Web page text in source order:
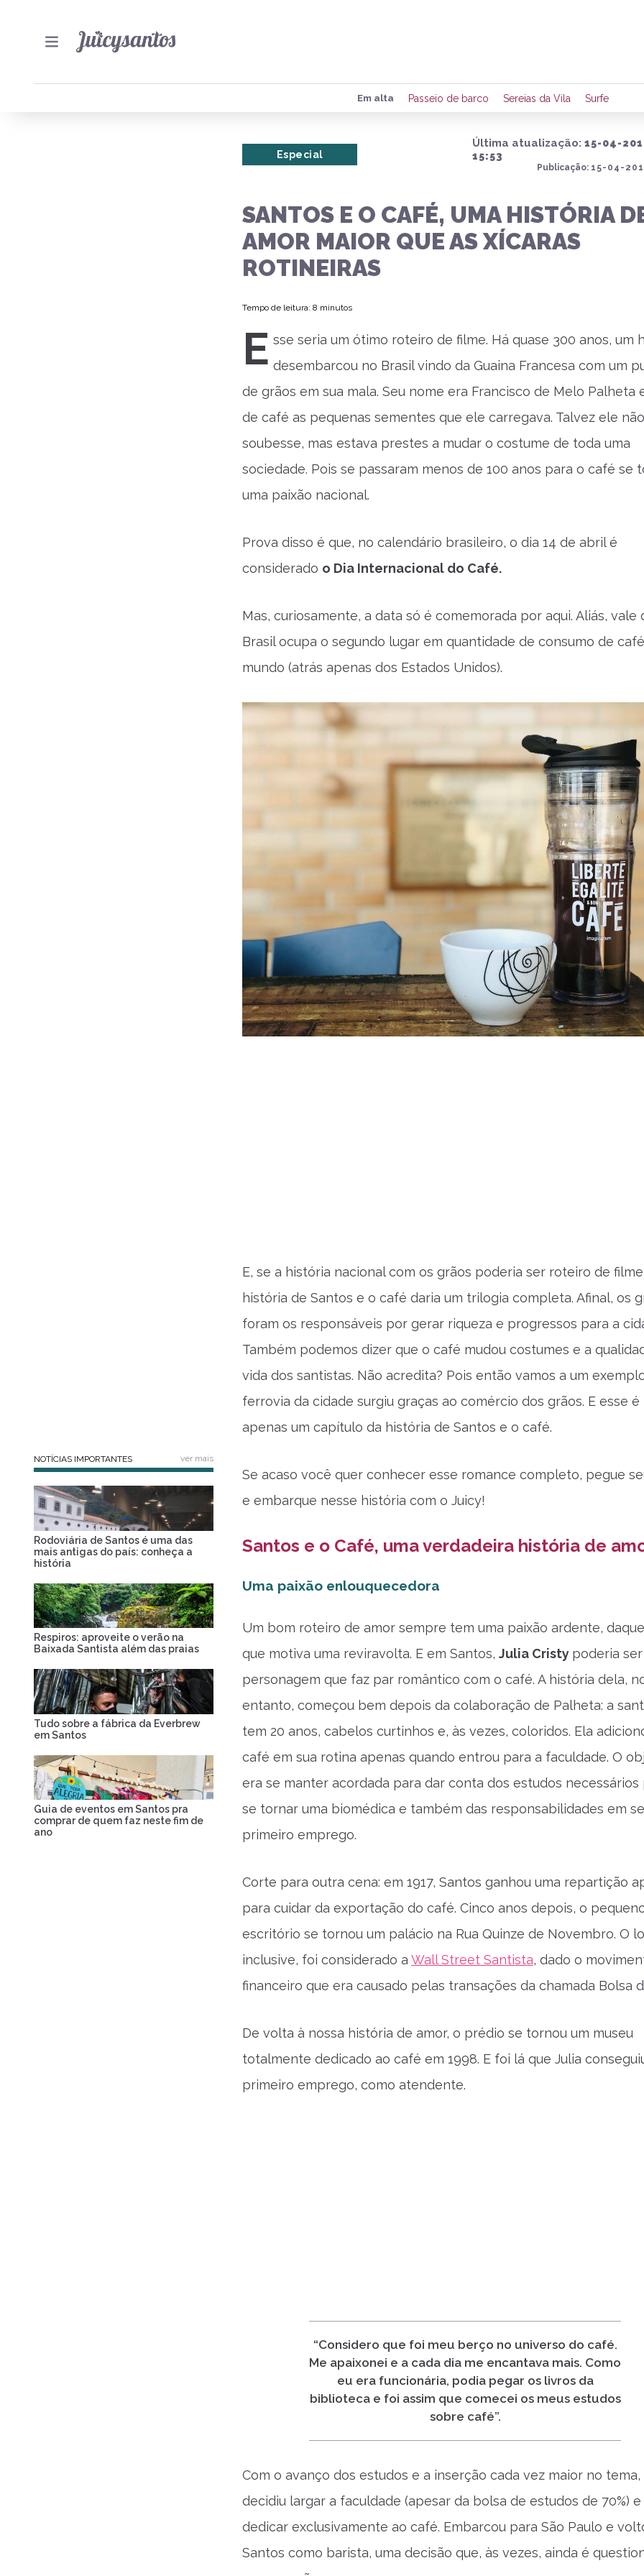
Preencha seus dados para
de eventos e notícias da
Em alta Passeio de barco Sereias da Vila Surfe
Última atualização: 15-04-
15:53
Publicação: 15-04-
Especial
SANTOS E O CAFÉ, UMA HISTÓRIA
AMOR MAIOR QUE AS XÍCARAS
ROTINEIRAS
Tempo de leitura: 8 minutos
E sse seria um ótimo roteiro de filme. Há quase 300 anos, um
desembarcou no Brasil vindo da Guaina Francesa com um
de grãos em sua mala. Seu nome era Francisco de Melo Palheta
de café as pequenas sementes que ele carregava. Talvez ele não
soubesse, mas estava prestes a mudar o costume de toda uma
sociedade. Pois se passaram menos de 100 anos para o café se
uma paixão nacional.
Prova disso é que, no calendário brasileiro, o dia 14 de abril é
considerado o Dia Internacional do Café.
Mas, curiosamente, a data só é comemorada por aqui. Aliás, vale
Brasil ocupa o segundo lugar em quantidade de consumo de
mundo (atrás apenas dos Estados Unidos).
E, se a história nacional com os grãos poderia ser roteiro de
história de Santos e o café daria um trilogia completa. Afinal, os
foram os responsáveis por gerar riqueza e progressos para a
Também podemos dizer que o café mudou costumes e a
vida dos santistas. Não acredita? Pois então vamos a um
ferrovia da cidade surgiu graças ao comércio dos grãos. E esse é
apenas um capítulo da história de Santos e o café.
Se acaso você quer conhecer esse romance completo, pegue
e embarque nesse história com o Juicy!
Santos e o Café, uma verdadeira história de
Uma paixão enlouquecedora
Um bom roteiro de amor sempre tem uma paixão ardente,
que motiva uma reviravolta. E em Santos, Julia Cristy poderia
personagem que faz par romântico com o café. A história dela,
entanto, começou bem depois da colaboração de Palheta: a
tem 20 anos, cabelos curtinhos e, às vezes, coloridos. Ela
café em sua rotina apenas quando entrou para a faculdade. O
era se manter acordada para dar conta dos estudos necessários
se tornar uma biomédica e também das responsabilidades em
primeiro emprego.
Corte para outra cena: em 1917, Santos ganhou uma repartição
para cuidar da exportação do café. Cinco anos depois, o
escritório se tornou um palácio na Rua Quinze de Novembro. O
inclusive, foi considerado a Wall Street Santista, dado o
financeiro que era causado pelas transações da chamada Bolsa
De volta à nossa história de amor, o prédio se tornou um museu
totalmente dedicado ao café em 1998. E foi lá que Julia
primeiro emprego, como atendente.
“Considero que foi meu berço no universo do café.
Me apaixonei e a cada dia me encantava mais. Como
eu era funcionária, podia pegar os livros da
biblioteca e foi assim que comecei os meus estudos
sobre café”.
Com o avanço dos estudos e a inserção cada vez maior no tema,
decidiu largar a faculdade (apesar da bolsa de estudos de 70%) e
dedicar exclusivamente ao café. Embarcou para São Paulo e
Santos como barista, uma decisão que, às vezes, ainda é
NOTÍCIAS IMPORTANTES ver mais
Rodoviária de Santos é uma das
mais antigas do país: conheça a
história
Respiros: aproveite o verão na
Baixada Santista além das praias
Tudo sobre a fábrica da Everbrew
em Santos
Guia de eventos em Santos pra
comprar de quem faz neste fim de
ano